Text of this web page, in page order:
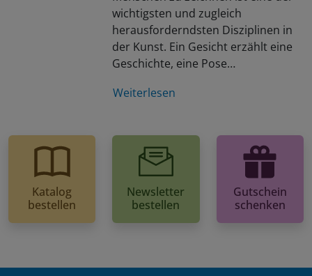
wichtigsten und zugleich
herausforderndsten Disziplinen in
der Kunst. Ein Gesicht erzählt eine
Geschichte, eine Pose…
Weiterlesen
Katalog
bestellen
Newsletter
bestellen
Gutschein
schenken